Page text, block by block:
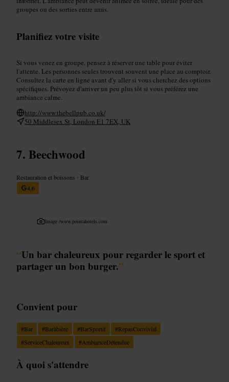
groupes ou des sorties entre amis.
Planifiez votre visite
Si vous venez en groupe, pensez à réserver une table pour éviter
l'attente. Les personnes seules trouvent souvent une place au comptoir.
Consultez la carte en ligne avant d'y aller si vous cherchez des options
spécifiques. Prévoyez d'arriver un peu plus tôt si vous préférez une
ambiance calme.
http://www.thebellpub.co.uk/
50 Middlesex St, London E1 7EX, UK
Beechwood
Restauration et boissons • Bar
4,6
Image /www.pointahotels.com
“Un bar chaleureux pour regarder le sport et
partager un bon burger.”
Convient pour
#Bar #Baràbière #BarSportif #RepasConvivial
#ServiceChaleureux #AmbianceDétendue
À quoi s'attendre